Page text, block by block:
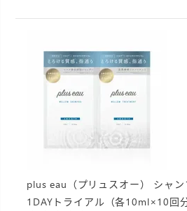
plus eau（プリュスオー） シャ
1DAYトライアル（各10ml×10回分